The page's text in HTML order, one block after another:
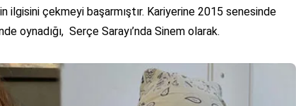
ilgisini çekmeyi başarmıştır. Kariyerine 2015 senesinde
oynadığı, Serçe Sarayı’nda Sinem olarak.